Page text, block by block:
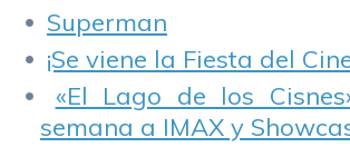
Superman
¡Se viene la Fiesta del
«El Lago de los
semana a IMAX y